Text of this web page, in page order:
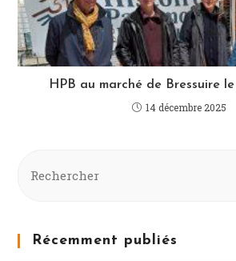
HPB au marché de Bressuire le
14 décembre 2025
Récemment publiés